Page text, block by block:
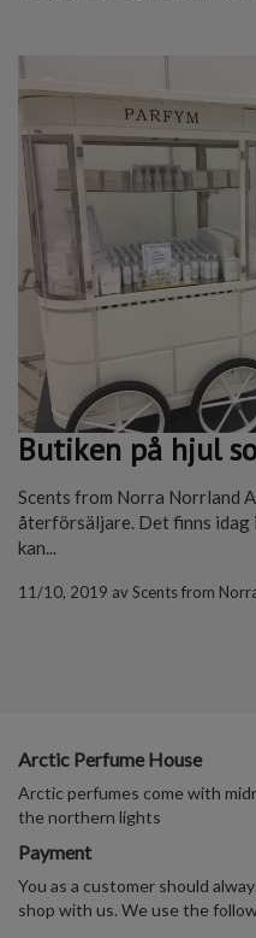
Butiken på hjul
Scents from Norra Norrland
återförsäljare. Det finns idag
kan...
11/10, 2019 avScents from
Arctic Perfume House
Arctic perfumes come with
the northern lights
Payment
You as a customer should
shop with us. We use the